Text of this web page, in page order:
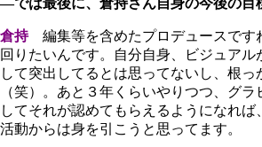
倉持
編集等を含めたプロデュースです
回りたいんです。自分自身、ビジュアル
して突出してるとは思ってないし、根っ
（笑）。あと３年くらいやりつつ、グ
してそれが認めてもらえるようになれ
活動からは身を引こうと思ってます。